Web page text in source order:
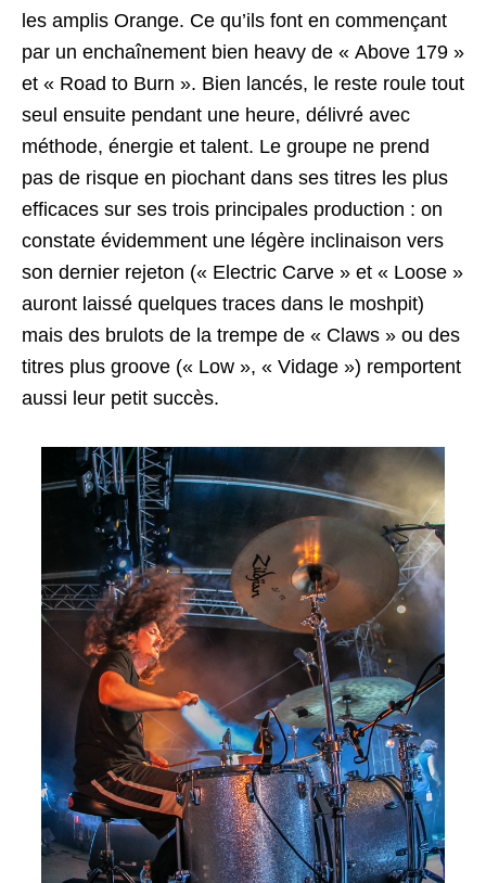
les amplis Orange. Ce qu’ils font en commençant
par un enchaînement bien heavy de « Above 179 »
et « Road to Burn ». Bien lancés, le reste roule tout
seul ensuite pendant une heure, délivré avec
méthode, énergie et talent. Le groupe ne prend
pas de risque en piochant dans ses titres les plus
efficaces sur ses trois principales production : on
constate évidemment une légère inclinaison vers
son dernier rejeton (« Electric Carve » et « Loose »
auront laissé quelques traces dans le moshpit)
mais des brulots de la trempe de « Claws » ou des
titres plus groove (« Low », « Vidage ») remportent
aussi leur petit succès.